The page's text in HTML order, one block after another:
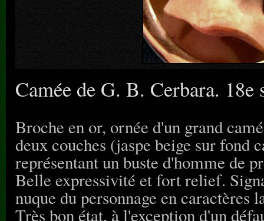
Camée de G. B. Cerbara. 18e
Broche en or, ornée d'un grand
deux couches (jaspe beige sur fond
représentant un buste d'homme de
Belle expressivité et fort relief.
nuque du personnage en
Très bon état, à l'exception d'un